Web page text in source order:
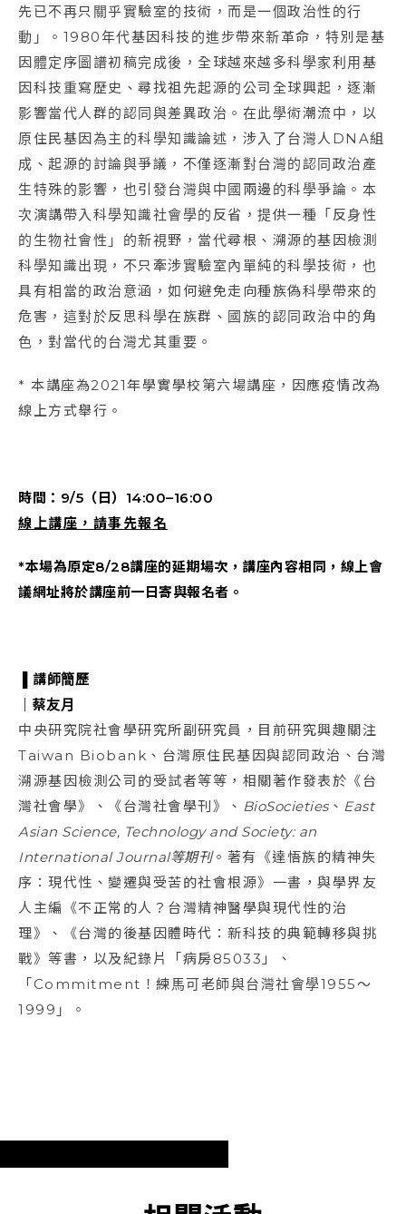
先已不再只關乎實驗室的技術，而是一個政治性的行
動」。1980年代基因科技的進步帶來新革命，特別是基
因體定序圖譜初稿完成後，全球越來越多科學家利用基
因科技重寫歷史、尋找祖先起源的公司全球興起，逐漸
影響當代人群的認同與差異政治。在此學術潮流中，以
原住民基因為主的科學知識論述，涉入了台灣人DNA組
成、起源的討論與爭議，不僅逐漸對台灣的認同政治產
生特殊的影響，也引發台灣與中國兩邊的科學爭論。本
次演講帶入科學知識社會學的反省，提供一種「反身性
的生物社會性」的新視野，當代尋根、溯源的基因檢測
科學知識出現，不只牽涉實驗室內單純的科學技術，也
具有相當的政治意涵，如何避免走向種族偽科學帶來的
危害，這對於反思科學在族群、國族的認同政治中的角
色，對當代的台灣尤其重要。
* 本講座為2021年學實學校第六場講座，因應疫情改為
線上方式舉行。
時間：9/5（日）14:00–16:00
線上講座，請事先報名
*本場為原定8/28講座的延期場次，講座內容相同，線上會
議網址將於講座前一日寄與報名者。
講師簡歷
｜蔡友月
中央研究院社會學研究所副研究員，目前研究興趣關注
Taiwan Biobank、台灣原住民基因與認同政治、台灣
溯源基因檢測公司的受試者等等，相關著作發表於《台
灣社會學》、《台灣社會學刊》、 BioSocieties、 East
Asian Science, Technology and Society: an
International Journal等期刊。著有《達悟族的精神失
序：現代性、變遷與受苦的社會根源》一書，與學界友
人主編《不正常的人？台灣精神醫學與現代性的治
理》、《台灣的後基因體時代：新科技的典範轉移與挑
戰》等書，以及紀錄片「病房85033」、
「Commitment！練馬可老師與台灣社會學1955～
1999」。